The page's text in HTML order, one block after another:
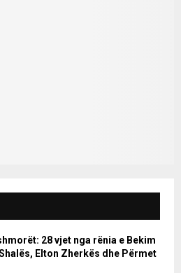
28 vjet nga rënia e Bekim
Elton Zherkës dhe Përmet